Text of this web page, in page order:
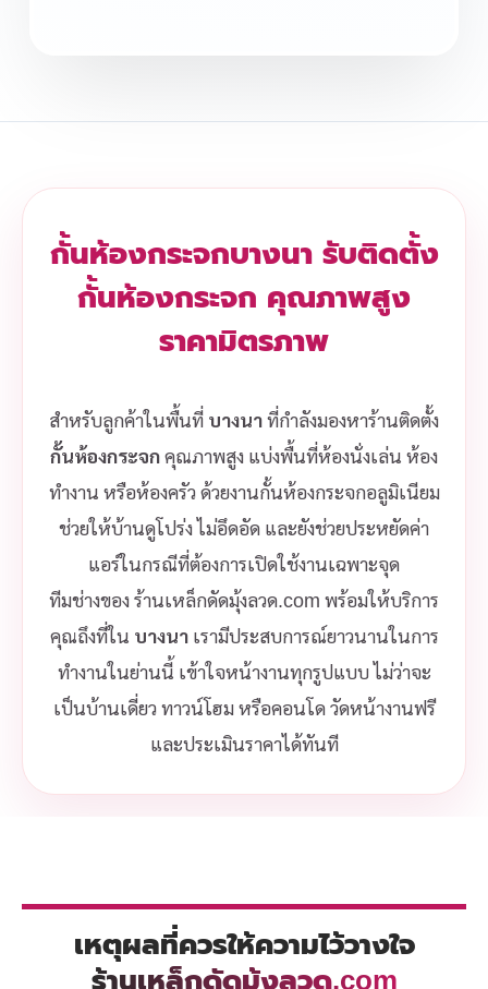
กั้นห้องกระจกบางนา รับติดตั้ง
กั้นห้องกระจก คุณภาพสูง
ราคามิตรภาพ
สำหรับลูกค้าในพื้นที่ บางนาที่กำลังมองหาร้านติดตั้ง
กั้นห้องกระจกคุณภาพสูง แบ่งพื้นที่ห้องนั่งเล่น ห้อง
ทำงาน หรือห้องครัว ด้วยงานกั้นห้องกระจกอลูมิเนียม
ช่วยให้บ้านดูโปร่ง ไม่อึดอัด และยังช่วยประหยัดค่า
แอร์ในกรณีที่ต้องการเปิดใช้งานเฉพาะจุด
ทีมช่างของ ร้านเหล็กดัดมุ้งลวด.com พร้อมให้บริการ
คุณถึงที่ใน บางนาเรามีประสบการณ์ยาวนานในการ
ทำงานในย่านนี้ เข้าใจหน้างานทุกรูปแบบ ไม่ว่าจะ
เป็นบ้านเดี่ยว ทาวน์โฮม หรือคอนโด วัดหน้างานฟรี
และประเมินราคาได้ทันที
เหตุผลที่ควรให้ความไว้วางใจ